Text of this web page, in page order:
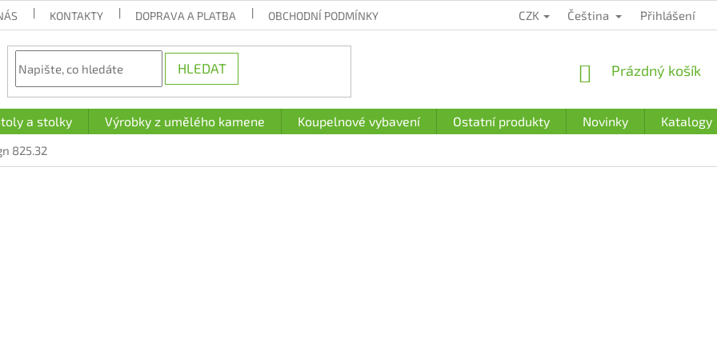
KONTAKTY DOPRAVA A PLATBA OBCHODNÍ PODMÍNKY PODMÍNKY OCHRANY OSOBNÍCH
CZK Čeština Přihlášení
HLEDAT
NÁKUPNÍ
Prázdný košík
a stolky Výrobky z umělého kamene Koupelnové vybavení Ostatní produkty Novinky Katalogy
825.32